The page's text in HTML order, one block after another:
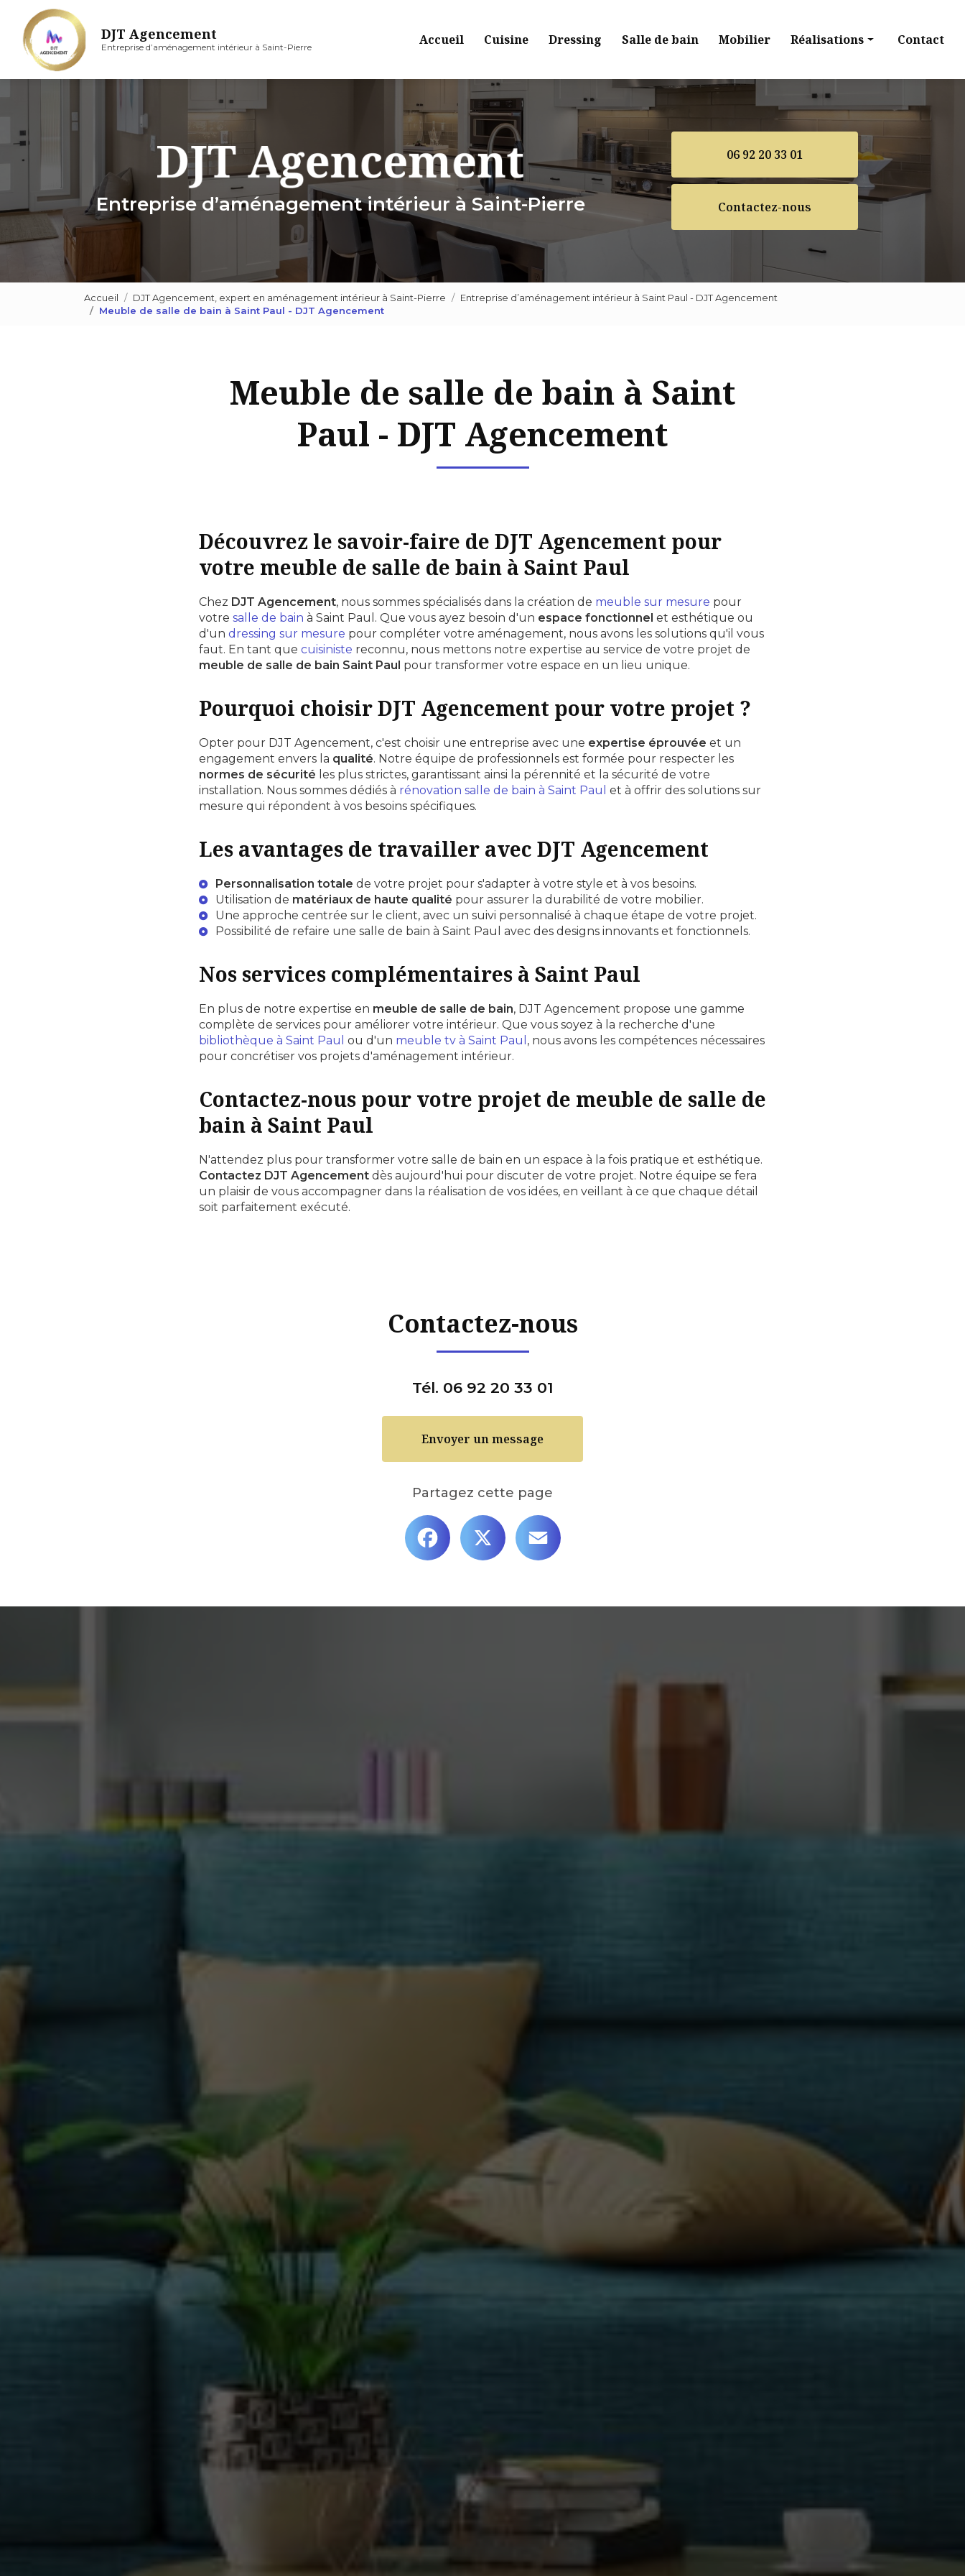
contenu
principal
DJT Agencement
Entreprise d’aménagement intérieur à Saint-Pierre Accueil Cuisine Dressing Salle de bain Mobilier Réalisations
Cuisine
Dressing
Contact
Entreprise d’aménagement intérieur à Saint-Pierre
06 92 20 33 01
Contactez-nous
Accueil DJT Agencement, expert en aménagement intérieur à Saint-Pierre
Entreprise d’aménagement intérieur à Saint Paul - DJT Agencement
Meuble de salle de bain à Saint Paul - DJT Agencement
Meuble de salle de bain à Saint
Paul - DJT Agencement
Découvrez le savoir-faire de DJT Agencement pour
votre meuble de salle de bain à Saint Paul
Chez DJT Agencement, nous sommes spécialisés dans la création de meuble sur mesure pour
votre salle de bain à Saint Paul. Que vous ayez besoin d'un espace fonctionnel et esthétique ou
d'un dressing sur mesure pour compléter votre aménagement, nous avons les solutions qu'il vous
faut. En tant que cuisiniste reconnu, nous mettons notre expertise au service de votre projet de
meuble de salle de bain Saint Paul pour transformer votre espace en un lieu unique.
Pourquoi choisir DJT Agencement pour votre projet ?
Opter pour DJT Agencement, c'est choisir une entreprise avec une expertise éprouvée et un
engagement envers la qualité. Notre équipe de professionnels est formée pour respecter les
normes de sécurité les plus strictes, garantissant ainsi la pérennité et la sécurité de votre
installation. Nous sommes dédiés à rénovation salle de bain à Saint Paul et à offrir des solutions sur
mesure qui répondent à vos besoins spécifiques.
Les avantages de travailler avec DJT Agencement
Personnalisation totale de votre projet pour s'adapter à votre style et à vos besoins.
Utilisation de matériaux de haute qualité pour assurer la durabilité de votre mobilier.
Une approche centrée sur le client, avec un suivi personnalisé à chaque étape de votre projet.
Possibilité de refaire une salle de bain à Saint Paul avec des designs innovants et fonctionnels.
Nos services complémentaires à Saint Paul
En plus de notre expertise en meuble de salle de bain, DJT Agencement propose une gamme
complète de services pour améliorer votre intérieur. Que vous soyez à la recherche d'une
bibliothèque à Saint Paul ou d'un meuble tv à Saint Paul , nous avons les compétences nécessaires
pour concrétiser vos projets d'aménagement intérieur.
Contactez-nous pour votre projet de meuble de salle de
bain à Saint Paul
N'attendez plus pour transformer votre salle de bain en un espace à la fois pratique et esthétique.
Contactez DJT Agencement dès aujourd'hui pour discuter de votre projet. Notre équipe se fera
un plaisir de vous accompagner dans la réalisation de vos idées, en veillant à ce que chaque détail
soit parfaitement exécuté.
Contactez-nous
Tél. 06 92 20 33 01
Envoyer un message
Partagez cette page
Facebook